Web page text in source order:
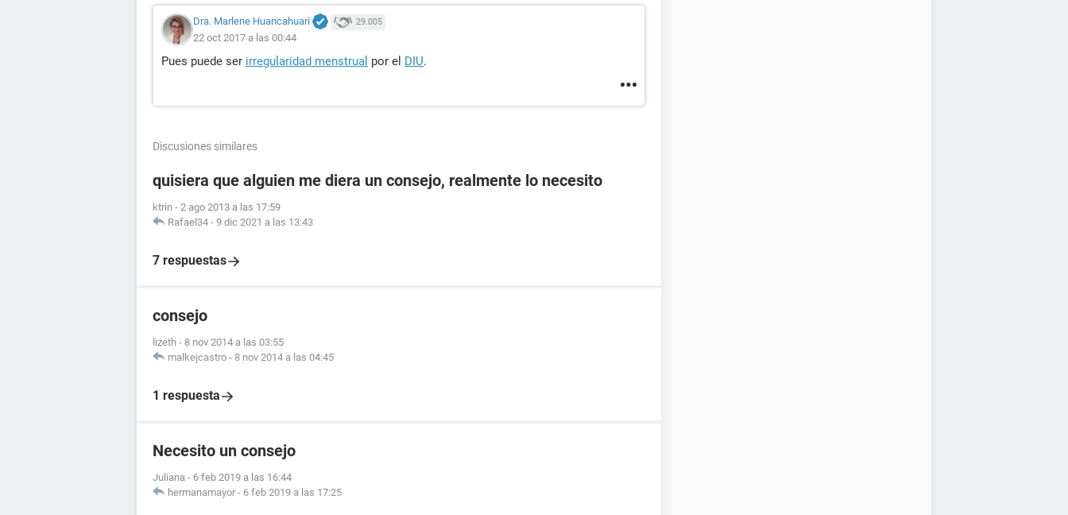
Dra. Marlene Huancahuari 29.005
22 oct 2017 a las 00:44
Pues puede ser irregularidad menstrual por el DIU.
Discusiones similares
quisiera que alguien me diera un consejo, realmente lo necesito
ktrin - 2 ago 2013 a las 17:59
Rafael34 - 9 dic 2021 a las 13:43
7 respuestas
consejo
lizeth - 8 nov 2014 a las 03:55
malkejcastro - 8 nov 2014 a las 04:45
1 respuesta
Necesito un consejo
Juliana - 6 feb 2019 a las 16:44
hermanamayor - 6 feb 2019 a las 17:25